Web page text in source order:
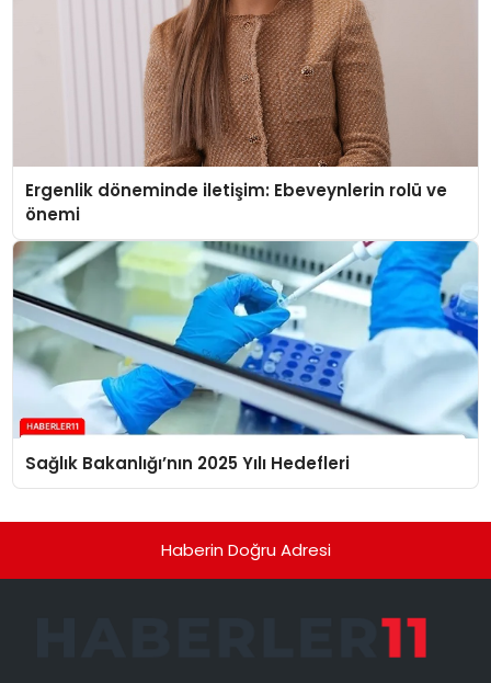
Ergenlik döneminde iletişim: Ebeveynlerin rolü ve
önemi
Sağlık Bakanlığı’nın 2025 Yılı Hedefleri
Haberin Doğru Adresi